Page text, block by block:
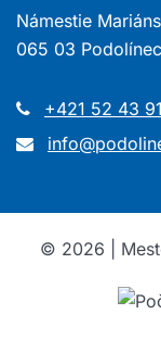
Námestie
065 03 Podolínec
+421 52 43
© 2026 |